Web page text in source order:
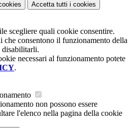
Accetta tutti i cookies
scegliere quali cookie consentire.
che consentono il funzionamento della
disabilitarli.
necessari al funzionamento potete
.
non possono essere
l'elenco nella pagina della cookie